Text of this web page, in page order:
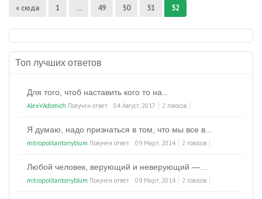
« сюда 1 ... 49 50 51 52
Топ лучших ответов
Для того, чтоб наставить кого то на...
AlexVAdomich Получен ответ 04 Август, 2017 2 голосов
Я думаю, надо признаться в том, что мы все в...
mitropolitantonyblum Получен ответ 09 Март, 2014 2 голосов
Любой человек, верующий и неверующий —...
mitropolitantonyblum Получен ответ 09 Март, 2014 2 голосов